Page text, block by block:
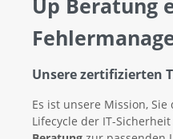
Up Beratung
Unsere zertifizierten
Es ist unsere Mission,
Lifecycle der IT-